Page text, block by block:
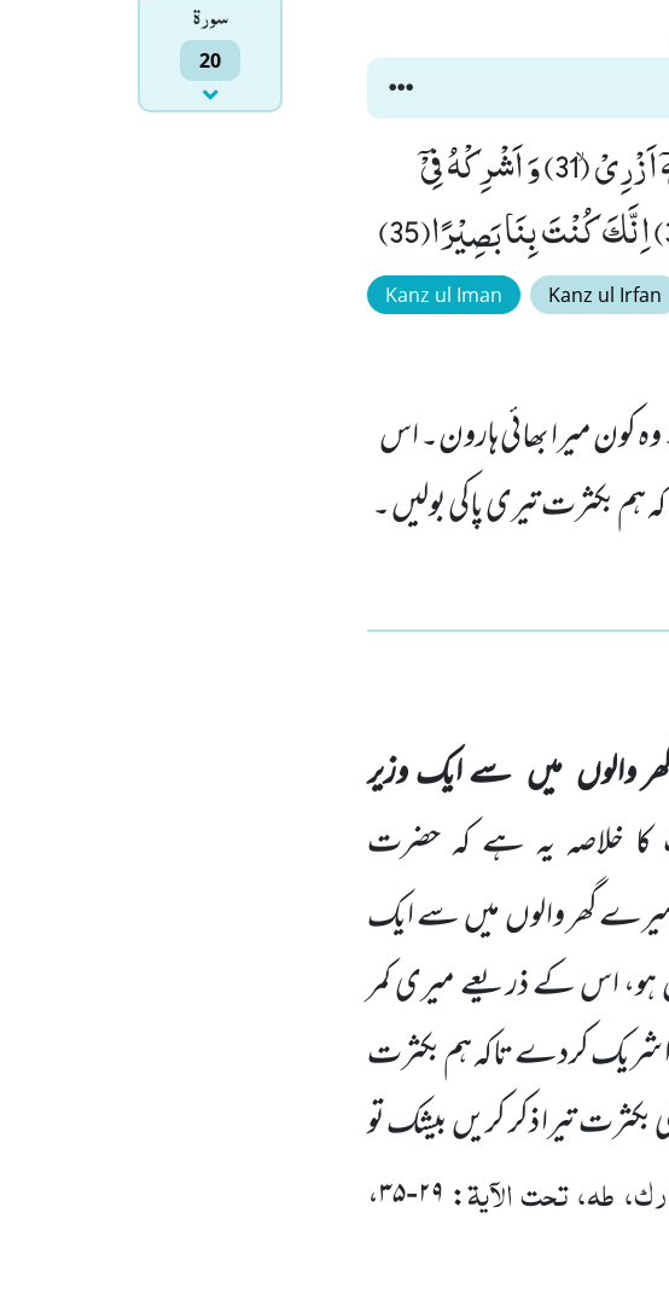
سورۃ
20
وَ اجْعَلْ لِّیْ وَزِیْرًا مِّنْ اَهْلِیْۙ (29) هٰرُوْنَ اَخِیۙ (30) اشْدُدْ بِهٖۤ اَزْرِیْۙ (31) وَ اَشْرِكْهُ فِیْۤ
Kanz ul Iman Kanz ul Irfan
میرا بھائی ہارون۔ اس
بکثرت تیری پاکی بولیں ۔
والوں میں سے ایک وزیر
خلاصہ یہ ہے کہ حضرت
گھر والوںمیںسے ایک
ہو، اس کے ذریعے میری کمر
شریک کردے تاکہ ہم بکثرت
تیرا ذکر کریںبیشک تو
طہ، تحت الآیۃ
: ۲۹-۳۵،